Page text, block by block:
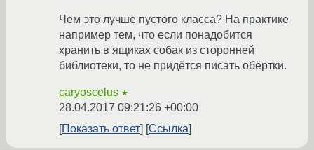
Чем это лучше пустого класса? На практике
например тем, что если понадобится
хранить в ящиках собак из сторонней
библиотеки, то не придётся писать обёртки.
caryoscelus ★
28.04.2017 09:21:26 +00:00
Показать ответ
Ссылка